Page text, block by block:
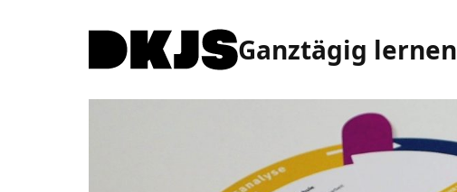
Ganztägig lernen